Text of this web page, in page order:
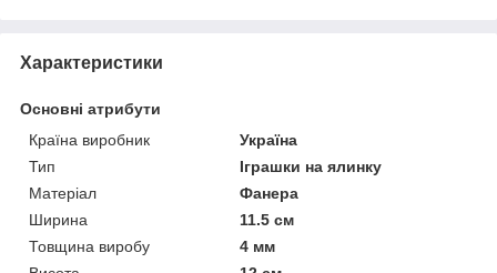
Характеристики
Основні атрибути
Країна виробник
Україна
Тип
Іграшки на ялинку
Матеріал
Фанера
Ширина
11.5 см
Товщина виробу
4 мм